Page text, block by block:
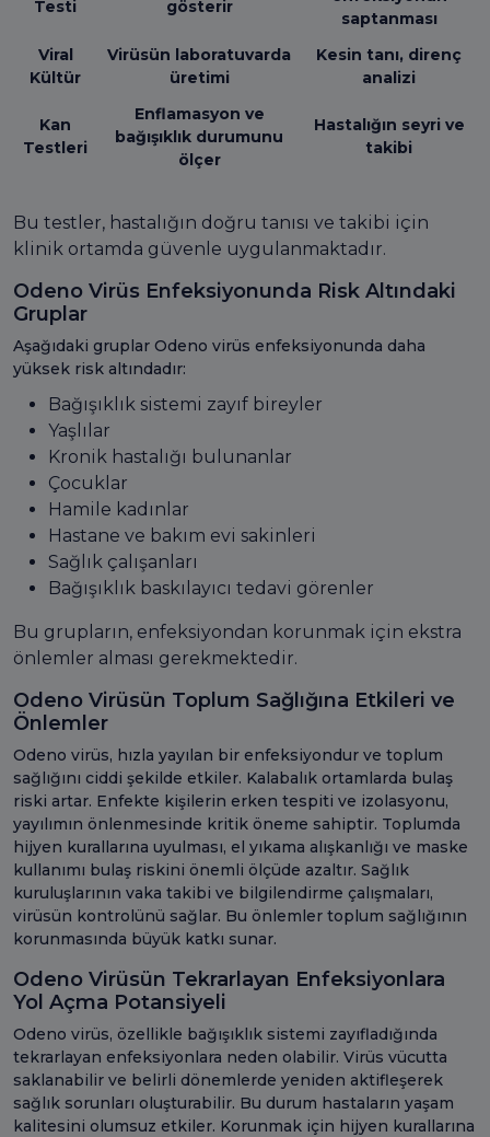
Testi gösterir
saptanması
Viral
Kültür
Virüsün laboratuvarda
üretimi
Kesin tanı, direnç
analizi
Kan
Testleri
Enflamasyon ve
bağışıklık durumunu
ölçer
Hastalığın seyri ve
takibi
Bu testler, hastalığın doğru tanısı ve takibi için
klinik ortamda güvenle uygulanmaktadır.
Odeno Virüs Enfeksiyonunda Risk Altındaki
Gruplar
Aşağıdaki gruplar Odeno virüs enfeksiyonunda daha
yüksek risk altındadır:
Bağışıklık sistemi zayıf bireyler
Yaşlılar
Kronik hastalığı bulunanlar
Çocuklar
Hamile kadınlar
Hastane ve bakım evi sakinleri
Sağlık çalışanları
Bağışıklık baskılayıcı tedavi görenler
Bu grupların, enfeksiyondan korunmak için ekstra
önlemler alması gerekmektedir.
Odeno Virüsün Toplum Sağlığına Etkileri ve
Önlemler
Odeno virüs, hızla yayılan bir enfeksiyondur ve toplum
sağlığını ciddi şekilde etkiler. Kalabalık ortamlarda bulaş
riski artar. Enfekte kişilerin erken tespiti ve izolasyonu,
yayılımın önlenmesinde kritik öneme sahiptir. Toplumda
hijyen kurallarına uyulması, el yıkama alışkanlığı ve maske
kullanımı bulaş riskini önemli ölçüde azaltır. Sağlık
kuruluşlarının vaka takibi ve bilgilendirme çalışmaları,
virüsün kontrolünü sağlar. Bu önlemler toplum sağlığının
korunmasında büyük katkı sunar.
Odeno Virüsün Tekrarlayan Enfeksiyonlara
Yol Açma Potansiyeli
Odeno virüs, özellikle bağışıklık sistemi zayıfladığında
tekrarlayan enfeksiyonlara neden olabilir. Virüs vücutta
saklanabilir ve belirli dönemlerde yeniden aktifleşerek
sağlık sorunları oluşturabilir. Bu durum hastaların yaşam
kalitesini olumsuz etkiler. Korunmak için hijyen kurallarına